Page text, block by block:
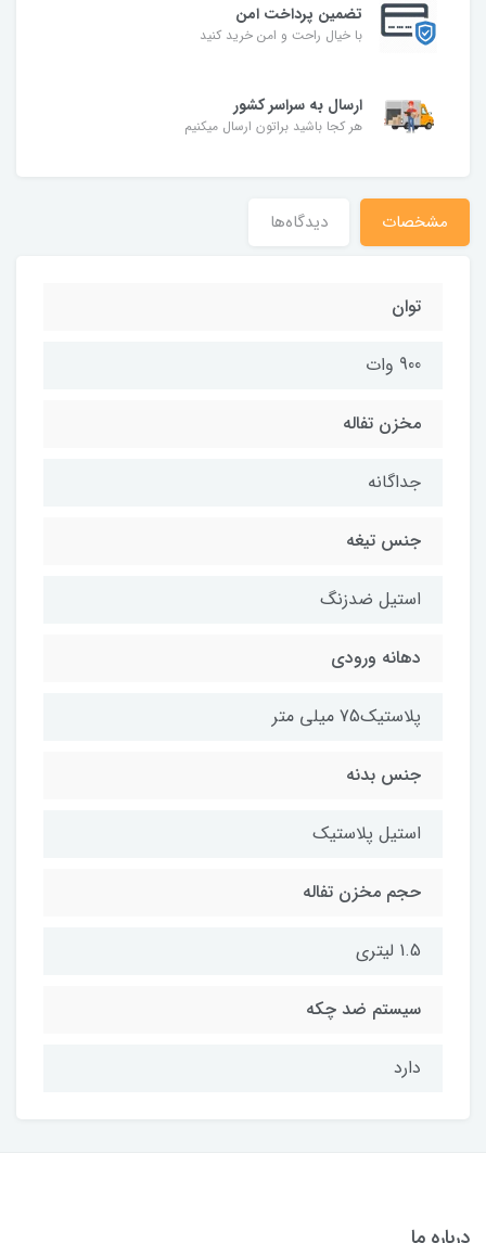
تضمین پرداخت امن
با خیال راحت و امن خرید کنید
ارسال به سراسر کشور
هر کجا باشید براتون ارسال میکنیم
مشخصات دیدگاه‌ها
توان
900 وات
مخزن تفاله
جداگانه
جنس تیغه
استیل ضدزنگ
دهانه ورودی
پلاستیک75 میلی متر
جنس بدنه
استیل پلاستیک
حجم مخزن تفاله
1.5 لیتری
سیستم ضد چکه
دارد